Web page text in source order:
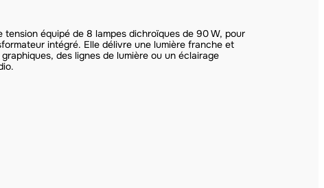
tension équipé de 8 lampes dichroïques de 90 W, pour
intégré. Elle délivre une lumière franche et
des lignes de lumière ou un éclairage